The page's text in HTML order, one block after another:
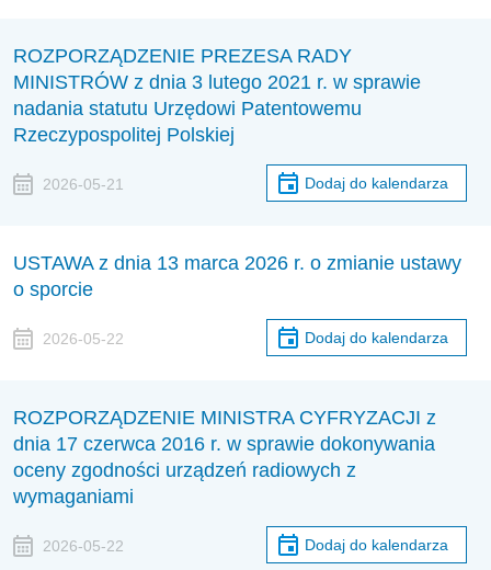
ROZPORZĄDZENIE PREZESA RADY
MINISTRÓW z dnia 3 lutego 2021 r. w sprawie
nadania statutu Urzędowi Patentowemu
Rzeczypospolitej Polskiej
2026-05-21 Dodaj do kalendarza
USTAWA z dnia 13 marca 2026 r. o zmianie ustawy
o sporcie
2026-05-22 Dodaj do kalendarza
ROZPORZĄDZENIE MINISTRA CYFRYZACJI z
dnia 17 czerwca 2016 r. w sprawie dokonywania
oceny zgodności urządzeń radiowych z
wymaganiami
2026-05-22 Dodaj do kalendarza